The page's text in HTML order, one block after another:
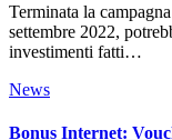
Terminata la
settembre 2022,
investimenti fatti…
News
Bonus Internet: